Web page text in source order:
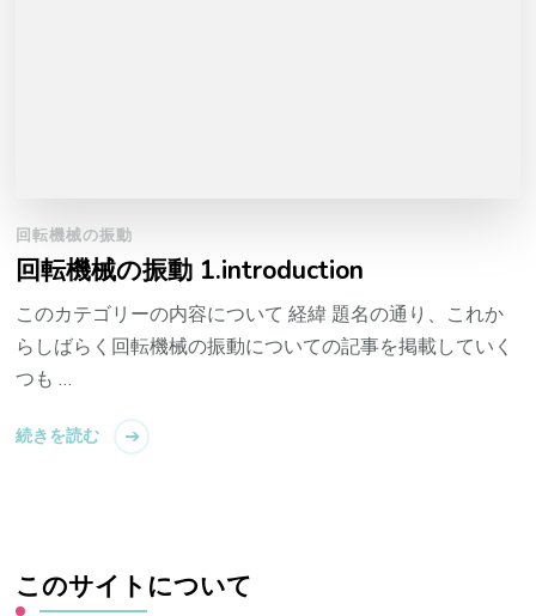
回転機械の振動
回転機械の振動 1.introduction
このカテゴリーの内容について 経緯 題名の通り、これか
らしばらく回転機械の振動についての記事を掲載していく
つも …
続きを読む
このサイトについて